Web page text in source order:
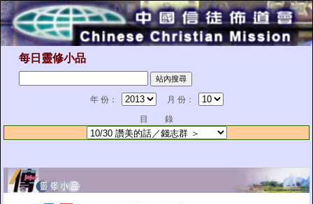
每日靈修小品
年 份：
月 份：
目 錄